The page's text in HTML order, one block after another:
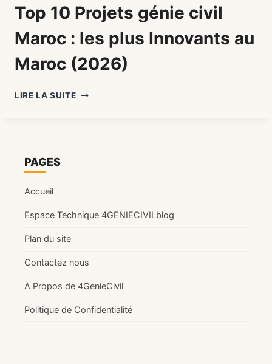
Top 10 Projets génie civil
Maroc : les plus Innovants au
Maroc (2026)
LIRE LA SUITETOP
AU
PAGES
Accueil
Espace Technique 4GENIECIVILblog
Plan du site
Contactez nous
À Propos de 4GenieCivil
Politique de Confidentialité